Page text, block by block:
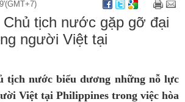
tịch nước gặp gỡ đại
người Việt tại
tịch nước biểu dương những nỗ lực
Việt tại Philippines trong việc hòa